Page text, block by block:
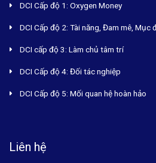
DCI Cấp độ 1: Oxygen Money
DCI Cấp độ 2: Tài năng, Đam mê, Mục
DCI cấp độ 3: Làm chủ tâm trí
DCI Cấp độ 4: Đối tác nghiệp
DCI Cấp độ 5: Mối quan hệ hoàn hảo
Liên hệ